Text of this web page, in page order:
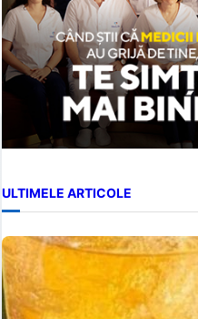
ULTIMELE ARTICOLE